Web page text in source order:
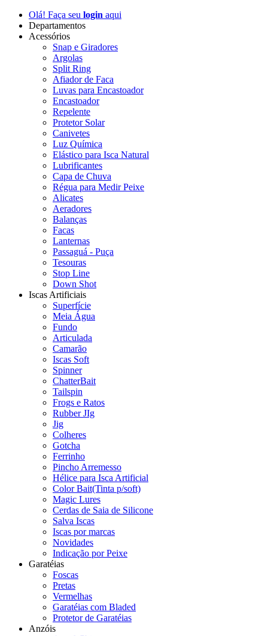
Olá! Faça seu login aqui
Departamentos
Acessórios
Snap e Giradores
Argolas
Split Ring
Afiador de Faca
Luvas para Encastoador
Encastoador
Repelente
Protetor Solar
Canivetes
Luz Química
Elástico para Isca Natural
Lubrificantes
Capa de Chuva
Régua para Medir Peixe
Alicates
Aeradores
Balanças
Facas
Lanternas
Passaguá - Puça
Tesouras
Stop Line
Down Shot
Iscas Artificiais
Superfície
Meia Água
Fundo
Articulada
Camarão
Iscas Soft
Spinner
ChatterBait
Tailspin
Frogs e Ratos
Rubber JIg
Jig
Colheres
Gotcha
Ferrinho
Pincho Arremesso
Hélice para Isca Artificial
Color Bait(Tinta p/soft)
Magic Lures
Cerdas de Saia de Silicone
Salva Iscas
Iscas por marcas
Novidades
Indicação por Peixe
Garatéias
Foscas
Pretas
Vermelhas
Garatéias com Bladed
Protetor de Garatéias
Anzóis